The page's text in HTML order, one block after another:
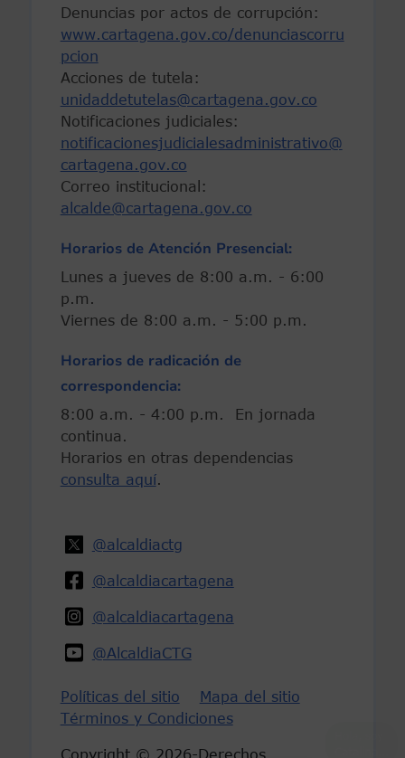
Denuncias por actos de corrupción:
www.cartagena.gov.co/denunciascorru
pcion
Acciones de tutela:
unidaddetutelas@cartagena.gov.co
Notificaciones judiciales:
notificacionesjudicialesadministrativo@
cartagena.gov.co
Correo institucional:
alcalde@cartagena.gov.co
Horarios de Atención Presencial:
Lunes a jueves de 8:00 a.m. - 6:00
p.m.
Viernes de 8:00 a.m. - 5:00 p.m.
Horarios de radicación de
correspondencia:
8:00 a.m. - 4:00 p.m. En jornada
continua.
Horarios en otras dependencias
consulta aquí.
@alcaldiactg
@alcaldiacartagena
@alcaldiacartagena
@AlcaldiaCTG
Políticas del sitio
Mapa del sitio
Términos y Condiciones
Copyright © 2026-Derechos